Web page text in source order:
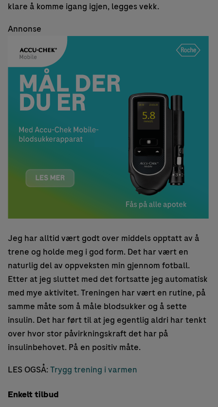
klare å komme igang igjen, legges vekk.
Annonse
Jeg har alltid vært godt over middels opptatt av å
trene og holde meg i god form. Det har vært en
naturlig del av oppveksten min gjennom fotball.
Etter at jeg sluttet med det fortsatte jeg automatisk
med mye aktivitet. Treningen har vært en rutine, på
samme måte som å måle blodsukker og å sette
insulin. Det har ført til at jeg egentlig aldri har tenkt
over hvor stor påvirkningskraft det har på
insulinbehovet. På en positiv måte.
LES OGSÅ:Trygg trening i varmen
Enkelt tilbud